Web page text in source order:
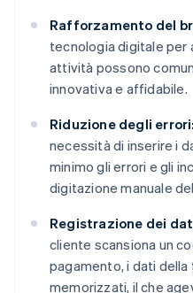
Rafforzamento del
tecnologia digitale per
attività possono
innovativa e affidabile.
Riduzione degli errori:
necessità di inserire i
minimo gli errori e gli
digitazione manuale
Registrazione dei
cliente scansiona un
pagamento, i dati
memorizzati, il che